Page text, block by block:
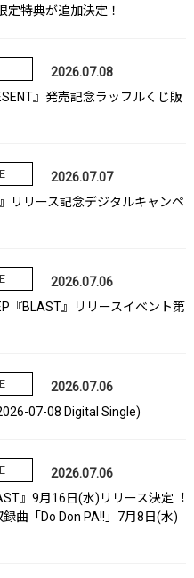
定特典が追加決定！
2026.07.08
』発売記念ラッフルくじ販
2026.07.07
リリース記念デジタルキャンペ
2026.07.06
『BLAST』リリースイベント第
2026.07.06
07-08 Digital Single)
2026.07.06
』9⽉16⽇(⽔)リリース決定︕
曲「Do Don PA!!」7⽉8⽇(⽔)